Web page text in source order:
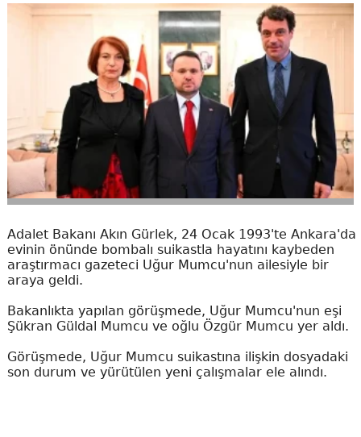
Adalet Bakanı Akın Gürlek, 24 Ocak 1993'te Ankara'da
evinin önünde bombalı suikastla hayatını kaybeden
araştırmacı gazeteci Uğur Mumcu'nun ailesiyle bir
araya geldi.
Bakanlıkta yapılan görüşmede, Uğur Mumcu'nun eşi
Şükran Güldal Mumcu ve oğlu Özgür Mumcu yer aldı.
Görüşmede, Uğur Mumcu suikastına ilişkin dosyadaki
son durum ve yürütülen yeni çalışmalar ele alındı.